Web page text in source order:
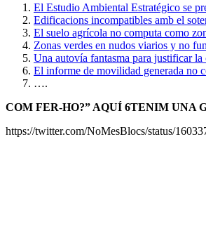
El Estudio Ambiental Estratégico se
Edificacions incompatibles amb el
El suelo agrícola no computa como
Zonas verdes en nudos viarios y no
Una autovía fantasma para justificar
El informe de movilidad generada no
….
COM FER-HO?” AQUÍ 6TENIM UNA
https://twitter.com/NoMesBlocs/status/